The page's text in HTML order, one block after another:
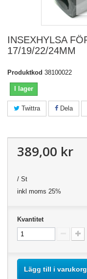
INSEXHYLSA
17/19/22/24MM
Produktkod 38100022
I lager
Twittra Dela
389,00 kr
/ St
inkl moms 25%
Kvantitet
Lägg till i